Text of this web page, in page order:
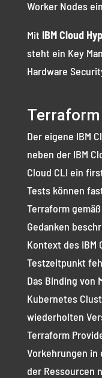
Worker Nodes
Mit IBM Cloud
steht ein Key
Hardware
Der eigene IBM
neben der IBM
Cloud CLI ein
Tests können
Terraform
Gedanken
Kontext des IBM
Testzeitpunkt
Das Binding von
Kubernetes
wiederholten
Terraform
Vorkehrungen in
der Ressourcen